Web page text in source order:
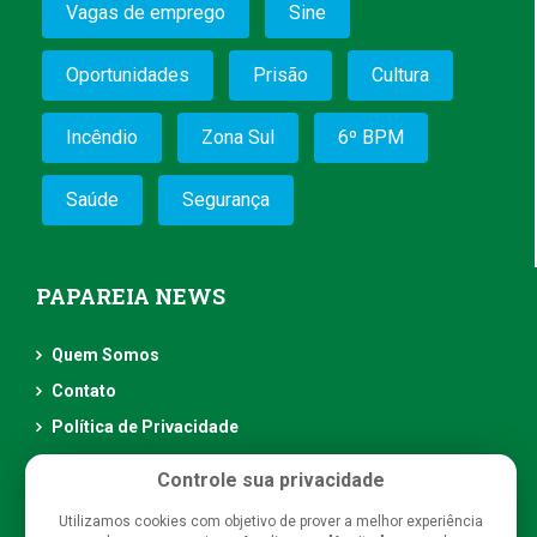
Vagas de emprego Sine
Oportunidades Prisão Cultura
Incêndio Zona Sul 6º BPM
Saúde Segurança
PAPAREIA NEWS
Quem Somos
Contato
Política de Privacidade
Controle sua privacidade
Utilizamos cookies com objetivo de prover a melhor experiência